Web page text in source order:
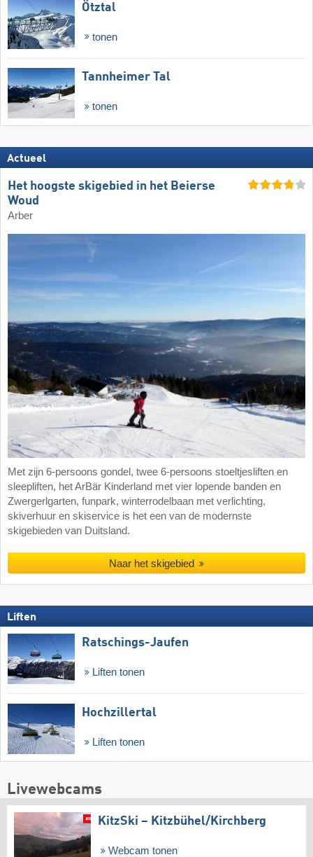
Ötztal
tonen
Tannheimer Tal
tonen
Actueel
Het hoogste skigebied in het Beierse
Woud
Arber
Met zijn 6-persoons gondel, twee 6-persoons stoeltjesliften en
sleepliften, het ArBär Kinderland met vier lopende banden en
Zwergerlgarten, funpark, winterrodelbaan met verlichting,
skiverhuur en skiservice is het een van de modernste
skigebieden van Duitsland.
Naar het skigebied
Liften
Ratschings-Jaufen
Liften tonen
Hochzillertal
Liften tonen
Livewebcams
KitzSki – Kitzbühel/​Kirchberg
Webcam tonen